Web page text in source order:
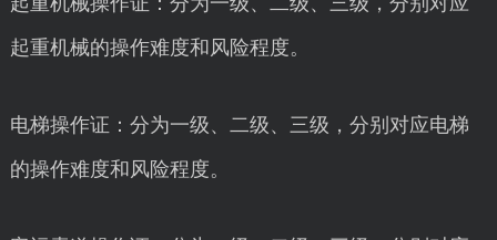
起重机械的操作难度和风险程度。
电梯操作证：分为一级、二级、三级，分别对应电梯
的操作难度和风险程度。